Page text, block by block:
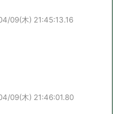
09(木) 21:45:13.16
09(木) 21:46:01.80